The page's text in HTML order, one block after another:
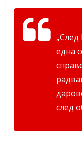
„След
една
след